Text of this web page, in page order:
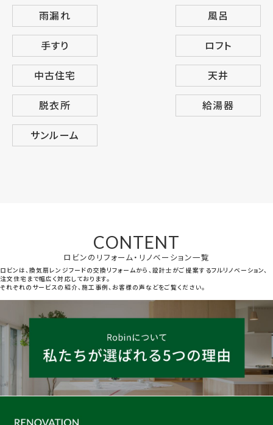
雨漏れ 風呂
手すり ロフト
中古住宅 天井
脱衣所 給湯器
サンルーム
CONTENT
ロビンのリフォーム・リノベーション一覧
ロビンは、換気扇レンジフードの交換リフォームから、設計士がご提案するフルリノベーション、
注文住宅まで幅広く対応しております。
それぞれのサービスの紹介、施工事例、お客様の声などをご覧ください。